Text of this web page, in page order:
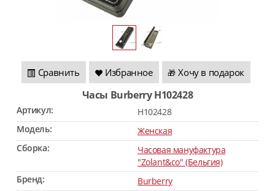
Сравнить Избранное 🎁 Хочу в подарок
Часы Burberry H102428
Артикул:
H102428
Модель:
Женская
Сборка:
Часовая мануфактура
"Zolant&co" (Бельгия)
Бренд:
Burberry